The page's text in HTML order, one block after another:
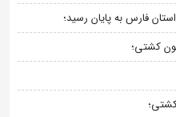
فارس به پایان رسید؛
کشتی؛